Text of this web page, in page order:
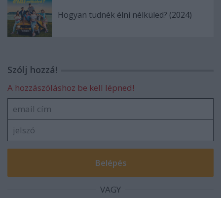
Hogyan tudnék élni nélküled? (2024)
Szólj hozzá!
A hozzászóláshoz be kell lépned!
VAGY